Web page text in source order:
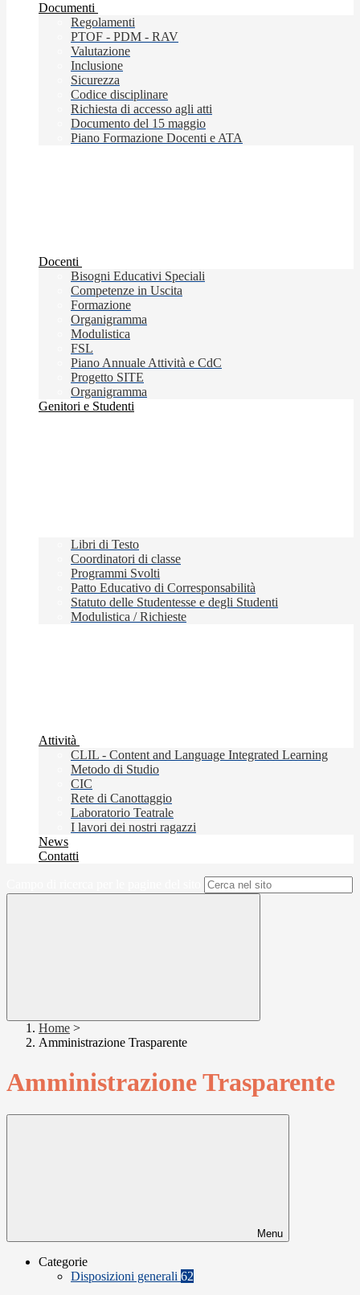
Documenti
Regolamenti
PTOF - PDM - RAV
Valutazione
Inclusione
Sicurezza
Codice disciplinare
Richiesta di accesso agli atti
Documento del 15 maggio
Piano Formazione Docenti e ATA
Docenti
Bisogni Educativi Speciali
Competenze in Uscita
Formazione
Organigramma
Modulistica
FSL
Piano Annuale Attività e CdC
Progetto SITE
Organigramma
Genitori e Studenti
Libri di Testo
Coordinatori di classe
Programmi Svolti
Patto Educativo di Corresponsabilità
Statuto delle Studentesse e degli Studenti
Modulistica / Richieste
Attività
CLIL - Content and Language Integrated Learning
Metodo di Studio
CIC
Rete di Canottaggio
Laboratorio Teatrale
I lavori dei nostri ragazzi
News
Contatti
Home >
Amministrazione Trasparente
Amministrazione Trasparente
Menu
Categorie
Disposizioni generali 62